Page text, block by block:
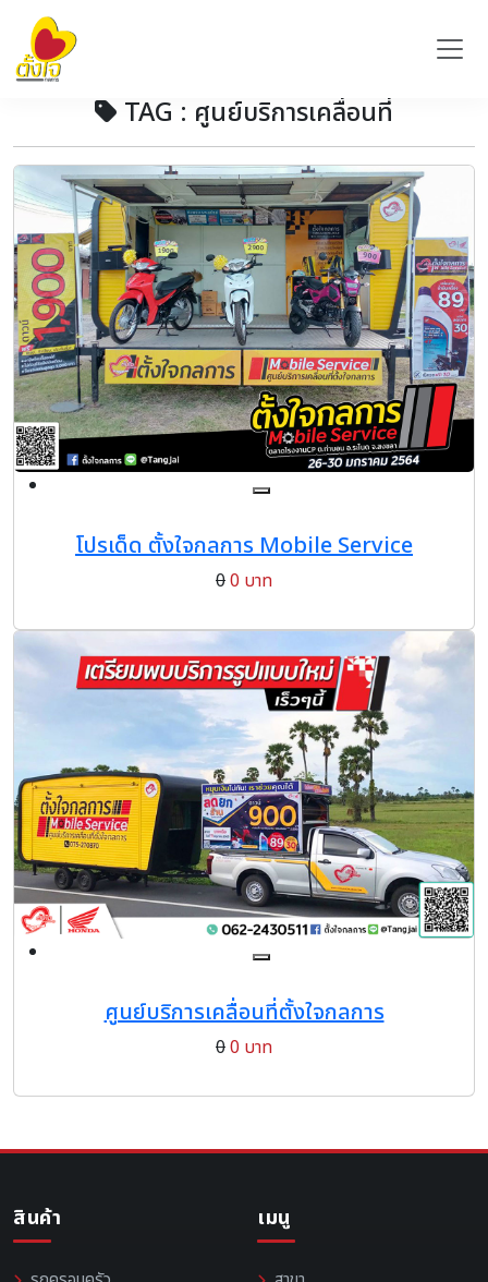
TAG : ศูนย์บริการเคลื่อนที่
โปรเด็ด ตั้งใจกลการ Mobile Service
00 บาท
ศูนย์บริการเคลื่อนที่ตั้งใจกลการ
00 บาท
สินค้า เมนู